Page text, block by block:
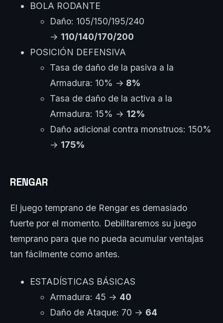
BOLA RODANTE
Daño: 105/150/195/240
→ 110/140/170/200
POSICIÓN DEFENSIVA
Tasa de daño de la pasiva a la
Armadura: 10% → 8%
Tasa de daño de la activa a la
Armadura: 15% → 12%
Daño adicional contra monstruos: 150%
→ 175%
RENGAR
El juego temprano de Rengar es demasiado
fuerte por el momento. Debilitaremos su juego
temprano para que no pueda acumular ventajas
tan fácilmente como antes.
ESTADÍSTICAS BÁSICAS
Armadura: 45 → 40
Daño de Ataque: 70 → 64